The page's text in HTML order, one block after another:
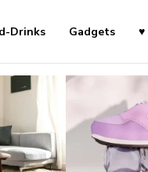
Drinks Gadgets ♥